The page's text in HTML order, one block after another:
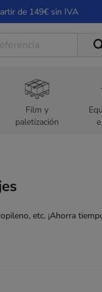
de 149€ sin IVA
Film y
paletización
etc. ¡Ahorra